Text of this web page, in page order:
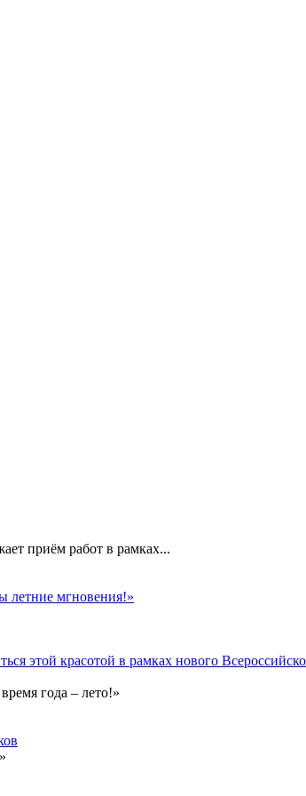
приём работ в рамках...
летние мгновения!»
этой красотой в рамках нового
года – лето!»